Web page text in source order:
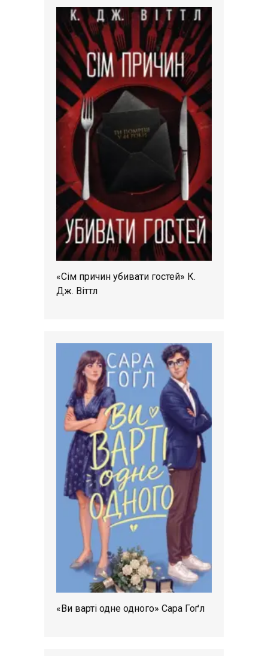
«Сім причин убивати гостей» К.
Дж. Віттл
«Ви варті одне одного» Сара Гоґл